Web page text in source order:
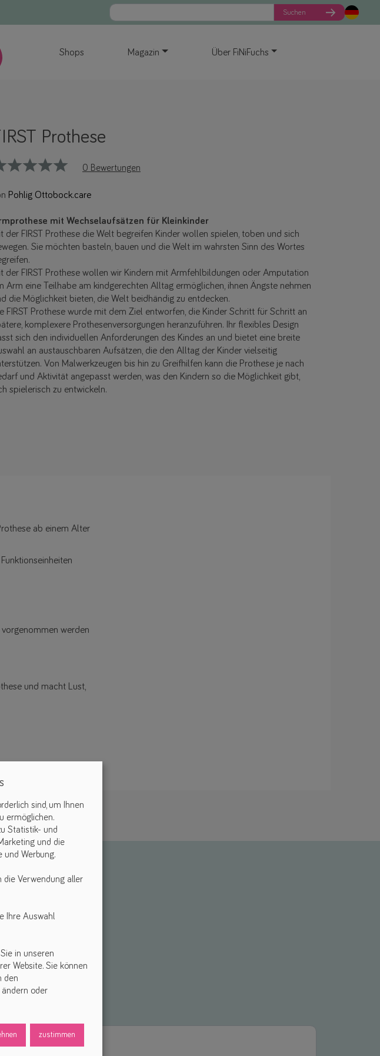
Suchen
Shops Magazin Über FiNiFuchs
Prothese
0 Bewertungen
Pohlig Ottobock.care
mit Wechselaufsätzen für Kleinkinder
der FIRST Prothese die Welt begreifen Kinder wollen spielen, toben und sich
Sie möchten basteln, bauen und die Welt im wahrsten Sinn des Wortes
der FIRST Prothese wollen wir Kindern mit Armfehlbildungen oder Amputation
Arm eine Teilhabe am kindgerechten Alltag ermöglichen, ihnen Ängste nehmen
die Möglichkeit bieten, die Welt beidhändig zu entdecken.
FIRST Prothese wurde mit dem Ziel entworfen, die Kinder Schritt für Schritt an
komplexere Prothesenversorgungen heranzuführen. Ihr flexibles Design
sich den individuellen Anforderungen des Kindes an und bietet eine breite
an austauschbaren Aufsätzen, die den Alltag der Kinder vielseitig
Von Malwerkzeugen bis hin zu Greifhilfen kann die Prothese je nach
und Aktivität angepasst werden, was den Kindern so die Möglichkeit gibt,
spielerisch zu entwickeln.
ab einem Alter
werden
und macht Lust,
sind, um Ihnen
ermöglichen.
Statistik- und
und die
und Werbung.
die Verwendung aller
Ihre Auswahl
in unseren
Website. Sie können
den
ändern oder
zustimmen